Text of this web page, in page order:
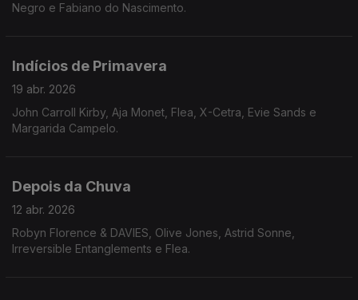
Negro e Fabiano do Nascimento.
Indícios de Primavera
19 abr. 2026
John Carroll Kirby, Aja Monet, Flea, X-Cetra, Evie Sands e
Margarida Campelo.
Depois da Chuva
12 abr. 2026
Robyn Florence & DAVIES, Olive Jones, Astrid Sonne,
Irreversible Entanglements e Flea.